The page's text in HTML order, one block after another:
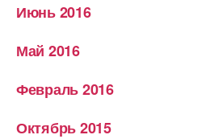
Июнь 2016
Май 2016
Февраль 2016
Октябрь 2015